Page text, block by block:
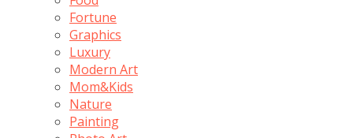
Fortune
Graphics
Luxury
Modern Art
Mom&Kids
Nature
Painting